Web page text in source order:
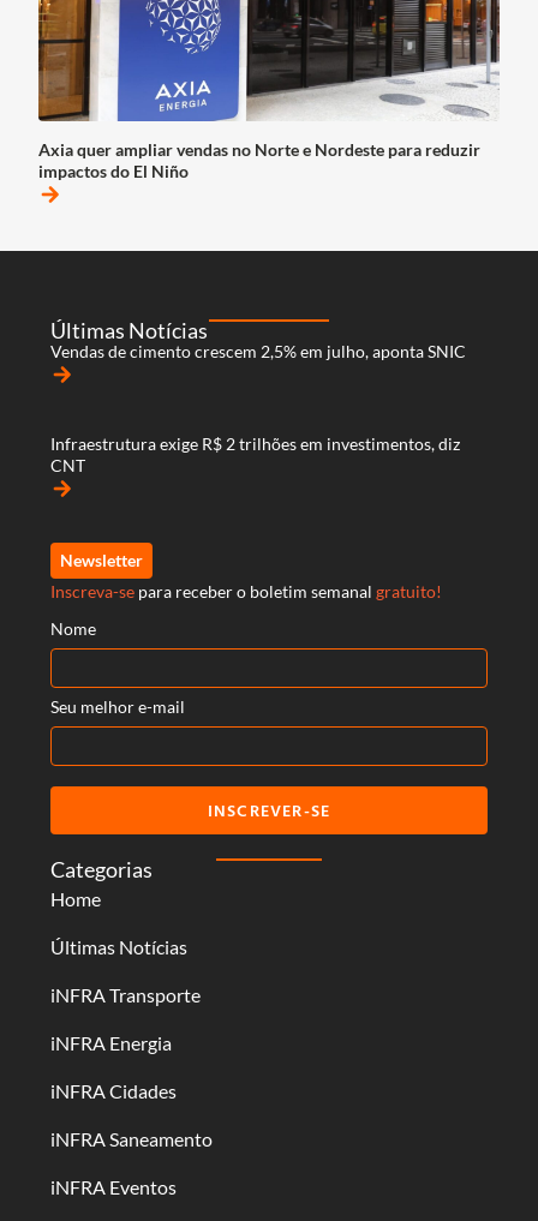
Axia quer ampliar vendas no Norte e Nordeste para reduzir
impactos do El Niño
arrow_forward
Categorias
Home
Últimas Notícias
iNFRA Transporte
iNFRA Energia
iNFRA Cidades
iNFRA Saneamento
iNFRA Eventos
Últimas Notícias
Vendas de cimento crescem 2,5% em julho, aponta SNIC
arrow_forward
Infraestrutura exige R$ 2 trilhões em investimentos, diz
CNT
arrow_forward
Newsletter
Inscreva-se para receber o boletim semanal gratuito!
Nome
Seu melhor e-mail
INSCREVER-SE